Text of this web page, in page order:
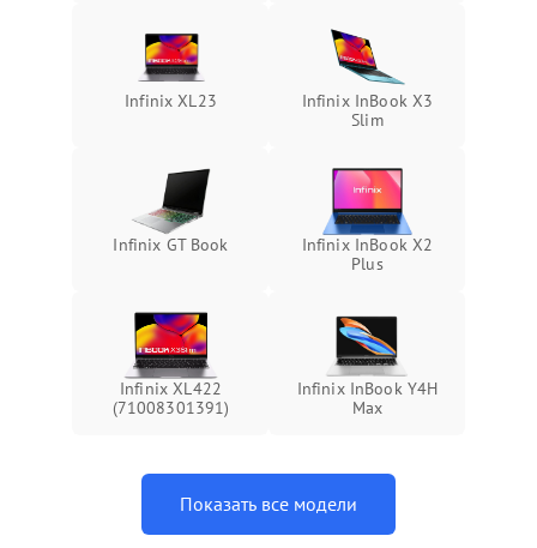
Infinix XL23
Infinix InBook X3
Slim
Infinix GT Book
Infinix InBook X2
Plus
Infinix XL422
(71008301391)
Infinix InBook Y4H
Max
Показать все модели